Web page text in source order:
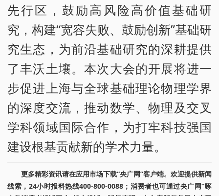
先行区，鼓励高风险高价值基础研
究，构建“宽容失败、鼓励创新”基础研
究生态，为前沿基础研究的深耕提供
了丰沃土壤。本次大会的开展将进一
步促进上海与全球基础理论物理学界
的深度交流，推动数学、物理及交叉
学科领域国际合作，为打牢科技强国
建设根基贡献新的学术力量。
更多精彩资讯请在应用市场下载“央广网”客户端。欢迎提供新闻
线索，24小时报料热线400-800-0088；消费者也可通过央广网“啄